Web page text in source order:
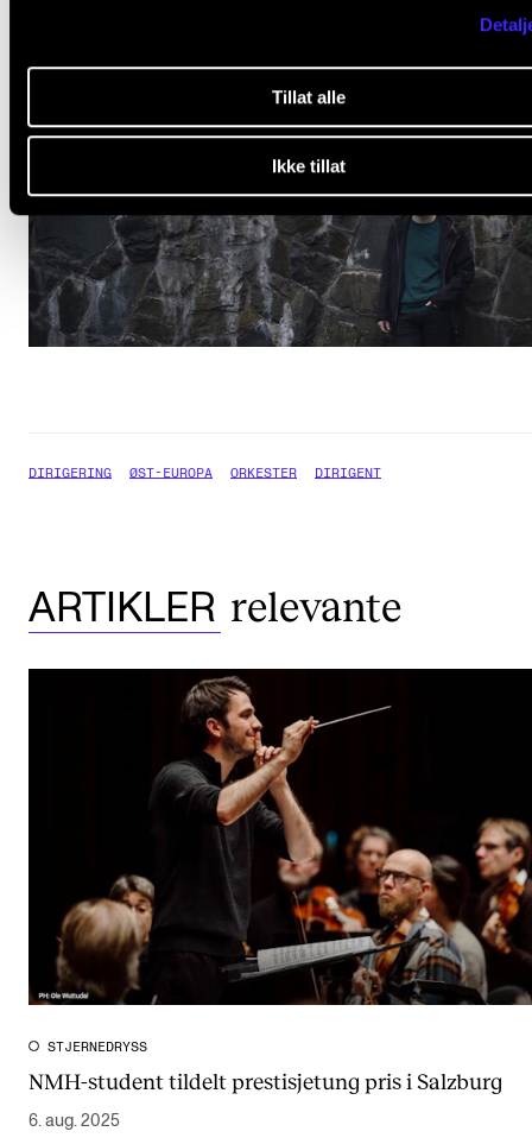
Tillat alle
Ikke tillat
DIRIGERING ØST-EUROPA ORKESTER DIRIGENT
ARTIKLER relevante
STJERNEDRYSS
NMH-student tildelt prestisjetung pris i Salzburg
6. aug. 2025